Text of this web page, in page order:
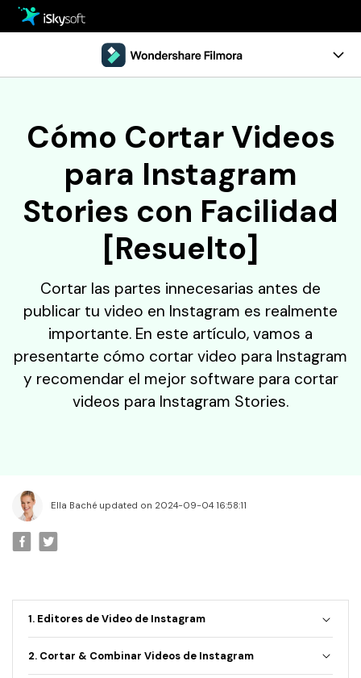
Oficina
Utilidad
Diseño
Centro de Descarga
Soporte
Guía
Referencia
Comentarios
Programa de Edición de Video
• Mejores Editores de Video
• Editar Videos en Windows
• Editar Videos en Mac
• Editar Videos con Móviles
• Combinar Videos
• Cortar Videos
Edición Creativa
• Cambiar Cara
• Crear Memes
• Añadir Emojis
Pruébalo Gratis Comprar
Cómo Cortar Videos
para Instagram
Stories con Facilidad
[Resuelto]
Cortar las partes innecesarias antes de
publicar tu video en Instagram es realmente
importante. En este artículo, vamos a
presentarte cómo cortar video para Instagram
y recomendar el mejor software para cortar
videos para Instagram Stories.
Ella Baché updated on 2024-09-04 16:58:11
1. Editores de Video de Instagram
2. Cortar & Combinar Videos de Instagram